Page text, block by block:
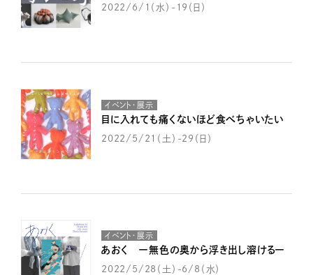
2022/6/1（水）-19（日）
イベント・展示
目に入れても痛くないほど食べちゃいたい
2022/5/21（土）-29（日）
イベント・展示
あおく ー無色の奥から浮き出し溶けるー
2022/5/28（土）-6/8（水）